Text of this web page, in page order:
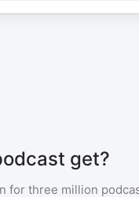
get?
for three million